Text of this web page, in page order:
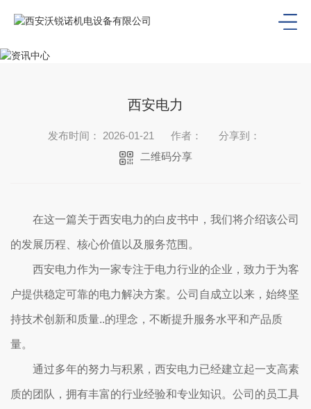
西安电力
发布时间： 2026-01-21 作者：
分享到：
二维码分享
在这一篇关于西安电力的白皮书中，我们将介绍该公司
的发展历程、核心价值以及服务范围。
西安电力作为一家专注于电力行业的企业，致力于为客
户提供稳定可靠的电力解决方案。公司自成立以来，始终坚
持技术创新和质量..的理念，不断提升服务水平和产品质
量。
通过多年的努力与积累，西安电力已经建立起一支高素
质的团队，拥有丰富的行业经验和专业知识。公司的员工具